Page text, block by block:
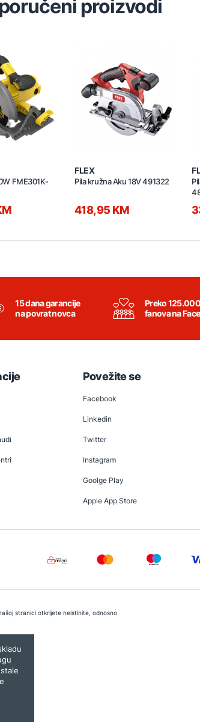
proizvodi
FME301K-
FLEX
Pila kružna Aku 18V 491322
418,95 KM
15 dana garancije
na povrat novca
Preko 125.000
fanova na
Povežite se
Facebook
Linkedin
Twitter
Instagram
Goolge Play
Apple App Store
stranici otkrijete neistinite, odnosno